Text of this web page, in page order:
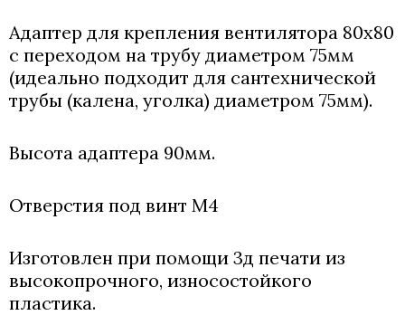
Адаптер для крепления вентилятора 80х80
с переходом на трубу диаметром 75мм
(идеально подходит для сантехнической
трубы (калена, уголка) диаметром 75мм).
Высота адаптера 90мм.
Отверстия под винт М4
Изготовлен при помощи 3д печати из
высокопрочного, износостойкого
пластика.